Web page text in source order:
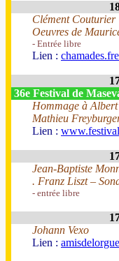
Clément Couturier
Oeuvres de
- Entrée libre
Lien :
36e Festival de
Hommage à
Mathieu
Lien :
Jean-Baptiste
. Franz Liszt –
- entrée libre
Johann Vexo
Lien :